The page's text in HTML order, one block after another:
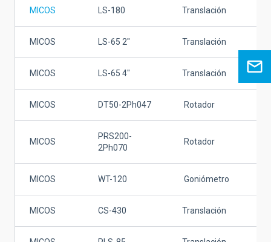
MICOS LS-180 Translación
MICOS LS-65 2" Translación
MICOS LS-65 4" Translación
MICOS DT50-2Ph047 Rotador
MICOS
PRS200-
2Ph070
Rotador
MICOS WT-120 Goniómetro
MICOS CS-430 Translación